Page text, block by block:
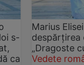
s-
ca
Marius
despărțirea
„Dragoste
Vedete